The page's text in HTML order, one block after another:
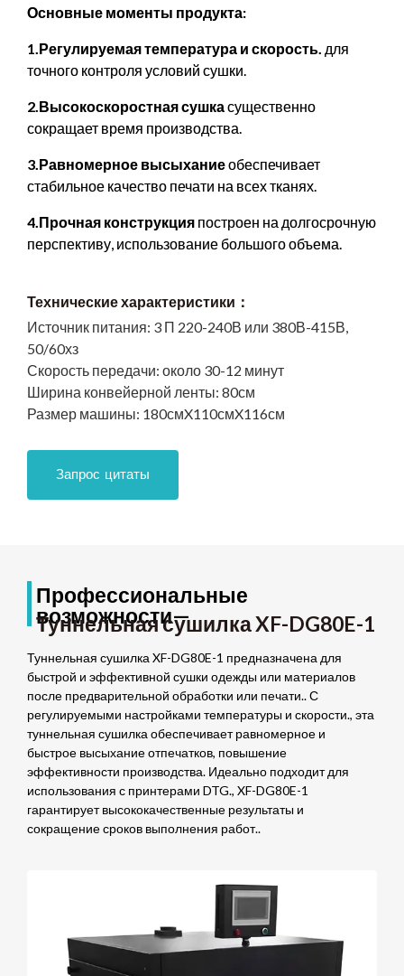
Основные моменты продукта:
1.Регулируемая температура и скорость. для
точного контроля условий сушки.
2.Высокоскоростная сушка существенно
сокращает время производства.
3.Равномерное высыханиеобеспечивает
стабильное качество печати на всех тканях.
4.Прочная конструкция построен на долгосрочную
перспективу, использование большого объема.
Технические характеристики：
Источник питания: 3 П 220-240В или 380В-415В,
50/60хз
Скорость передачи: около 30-12 минут
Ширина конвейерной ленты: 80см
Размер машины: 180смX110смX116см
Запрос цитаты
Профессиональные
возможности—
Туннельная сушилка XF-DG80E-1
Туннельная сушилка XF-DG80E-1 предназначена для
быстрой и эффективной сушки одежды или материалов
после предварительной обработки или печати.. С
регулируемыми настройками температуры и скорости., эта
туннельная сушилка обеспечивает равномерное и
быстрое высыхание отпечатков, повышение
эффективности производства. Идеально подходит для
использования с принтерами DTG., XF-DG80E-1
гарантирует высококачественные результаты и
сокращение сроков выполнения работ..